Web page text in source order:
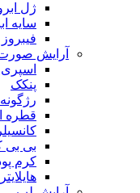
ژل
سایه
فیبروز
آرایش
پنکک
رژگونه
قطره
بی
کرم
هایلایتر